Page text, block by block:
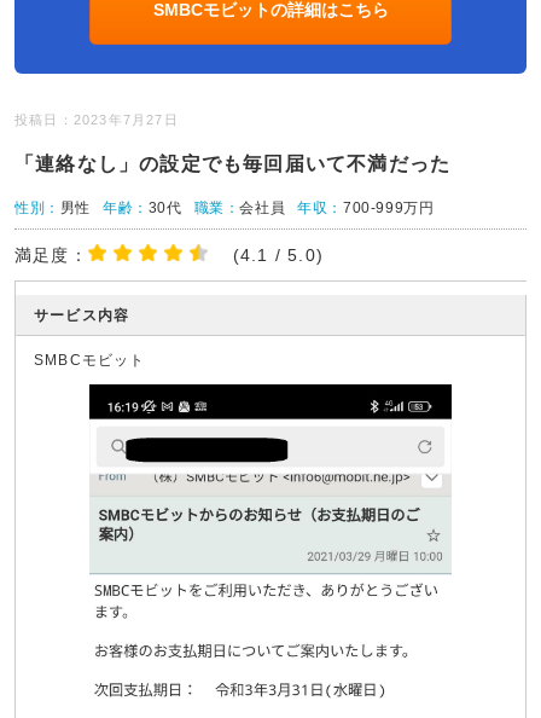
SMBCモビットの詳細はこちら
投稿日：2023年7月27日
「連絡なし」の設定でも毎回届いて不満だった
性別： 男性 年齢： 30代 職業：会社員 年収：700-999万円
満足度： (4.1 / 5.0)
サービス内容
SMBCモビット